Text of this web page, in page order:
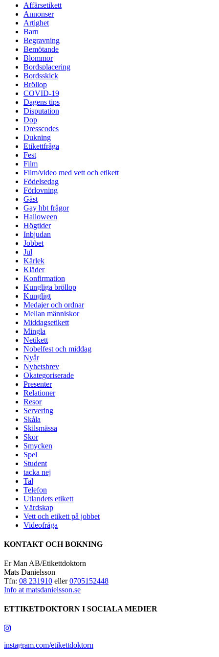
Affärsetikett
Annonser
Artighet
Barn
Begravning
Bemötande
Blommor
Bordsplacering
Bordsskick
Bröllop
COVID-19
Dagens tips
Disputation
Dop
Dresscodes
Dukning
Etikettfråga
Fest
Film
Film/video med vett och etikett
Födelsedag
Förlovning
Gäst
Gay hbt frågor
Halloween
Högtider
Inbjudan
Jobbet
Jul
Kärlek
Kläder
Konfirmation
Kungliga bröllop
Kungligt
Medajer och ordnar
Mellan människor
Middagsetikett
Mingla
Netikett
Nobelfest och middag
Nyår
Nyhetsbrev
Okategoriserade
Presenter
Relationer
Resor
Servering
Skåla
Skilsmässa
Skor
Smycken
Spel
Student
tacka nej
Tal
Telefon
Utlandets etikett
Värdskap
Vett och etikett på jobbet
Videofråga
KONTAKT OCH BOKNING
Er Man AB/Etikettdoktorn
Mats Danielsson
Tfn: 08 231910 eller0705152448
Info at matsdanielsson.se
ETTIKETDOKTORN I SOCIALA MEDIER
instagram.com/etikettdoktorn